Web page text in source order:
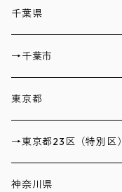
千葉県
→千葉市
東京都
→東京都23区（特別区）
神奈川県